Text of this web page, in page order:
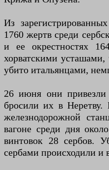
Из
1760 жертв среди
и ее окрестностях
хорватскими
убито итальянцами,
26 июня они
бросили их в
железнодорожной
вагоне среди дня
винтовок 28 сербов.
сербами происходили и